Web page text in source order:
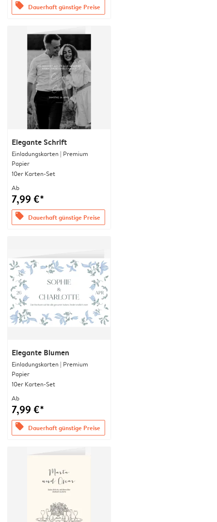
offers Dauerhaft günstige Preise
Elegante Schrift
Einladungskarten | Premium
Papier
10er Karten-Set
Ab
7,99 €*
offers Dauerhaft günstige Preise
Elegante Blumen
Einladungskarten | Premium
Papier
10er Karten-Set
Ab
7,99 €*
offers Dauerhaft günstige Preise